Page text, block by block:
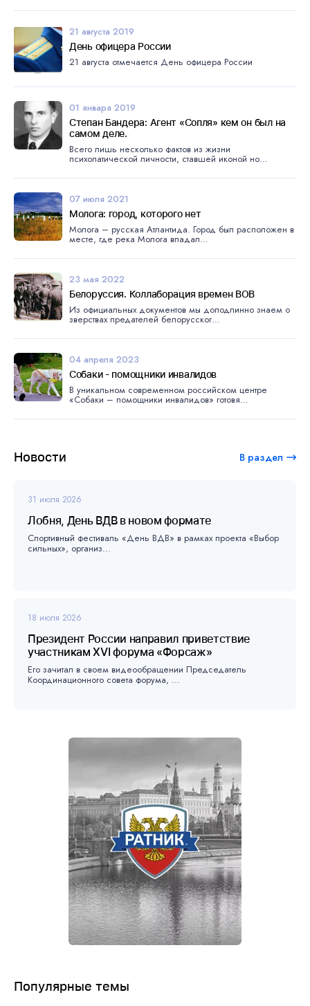
Новости В раздел
31 июля 2026
Лобня, День ВДВ в новом формате
Спортивный фестиваль «День ВДВ» в рамках проекта «Выбор
сильных», организ...
18 июля 2026
Президент России направил приветствие
участникам XVI форума «Форсаж»
Его зачитал в своем видеообращении Председатель
Координационного совета форума, ...
21 августа 2019
День офицера России
21 августа отмечается День офицера России
01 января 2019
Степан Бандера: Агент «Сопля» кем он был на
самом деле.
Всего лишь несколько фактов из жизни
психопатической личности, ставшей иконой но...
07 июля 2021
Молога: город, которого нет
Молога – русская Атлантида. Город был расположен в
месте, где река Молога впадал...
23 мая 2022
Белоруссия. Коллаборация времен ВОВ
Из официальных документов мы доподлинно знаем о
зверствах предателей белорусског...
04 апреля 2023
Собаки - помощники инвалидов
В уникальном современном российском центре
«Собаки – помощники инвалидов» готовя...
Популярные темы